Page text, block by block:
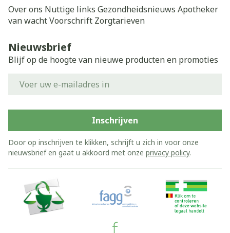
Over ons Nuttige links Gezondheidsnieuws Apotheker
van wachtVoorschrift Zorgtarieven
Nieuwsbrief
Blijf op de hoogte van nieuwe producten en promoties
Inschrijven
Door op inschrijven te klikken, schrijft u zich in voor onze
nieuwsbrief en gaat u akkoord met onze privacy policy.